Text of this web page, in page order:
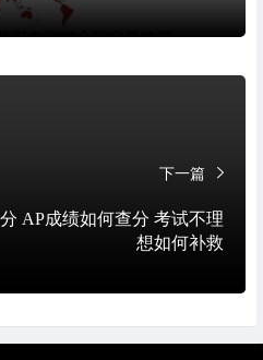
下一篇
AP成绩如何查分 考试不理
想如何补救